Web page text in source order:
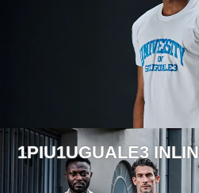
1PIU1UGUALE3